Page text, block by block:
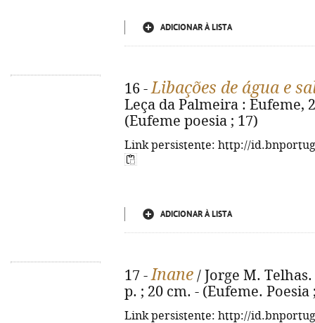
ADICIONAR À LISTA
16 -Libações de água e
Leça da Palmeira : Eufeme,
(Eufeme poesia ; 17)
Link persistente: http://
ADICIONAR À LISTA
17 -Inane / Jorge M.
p. ; 20 cm. - (Eufeme. Poesia
Link persistente: http://